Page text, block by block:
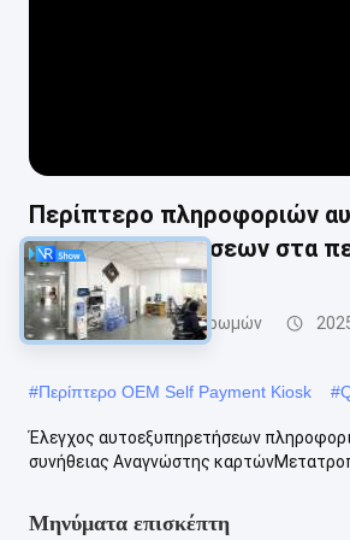
Περίπτερο πληροφοριών
αυτοεξυπηρετήσεων στα
Περίπτερο αυτοπληρωμών
#Περίπτερο OEM Self Payment Kiosk #
Έλεγχος αυτοεξυπηρετήσεων
συνήθειας Αναγνώστης
Μηνύματα επισκέπτη